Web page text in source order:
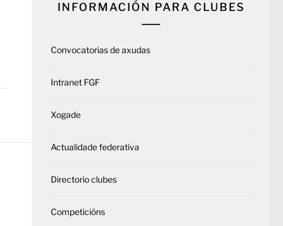
INFORMACIÓN PARA CLUBES
Convocatorias de axudas
Intranet FGF
Xogade
Actualidade federativa
Directorio clubes
Competicións